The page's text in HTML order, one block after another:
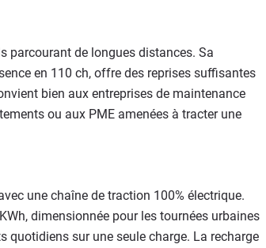
parcourant de longues distances. Sa
en 110 ch, offre des reprises suffisantes
bien aux entreprises de maintenance
ou aux PME amenées à tracter une
une chaîne de traction 100% électrique.
dimensionnée pour les tournées urbaines
quotidiens sur une seule charge. La recharge